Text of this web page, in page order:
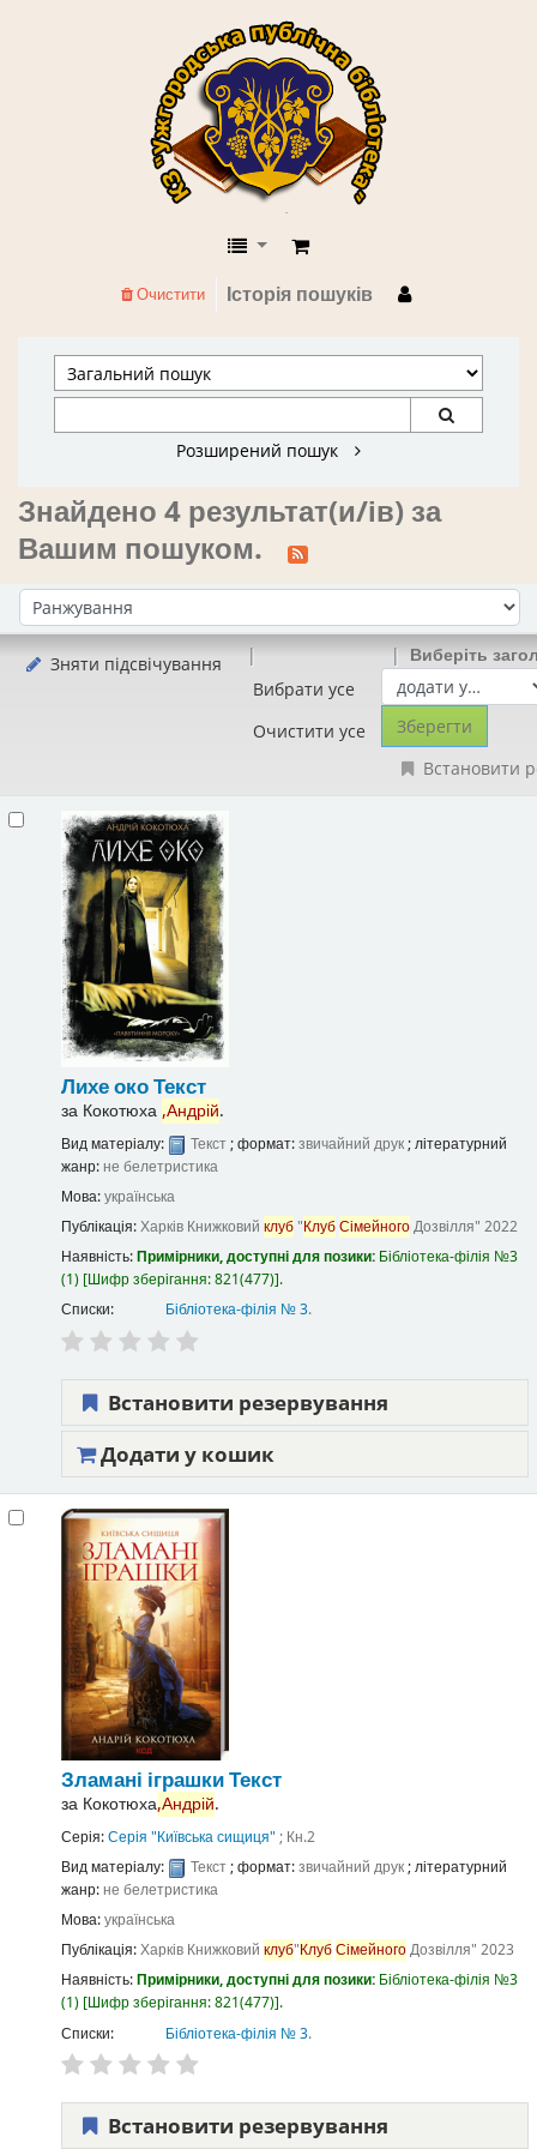
КЗ "Ужгородська публічна
Історія пошуків
Очистити
Розширений пошук
Знайдено 4 результат(и/ів) за
Вашим пошуком.
Сортувати за:
Зняти підсвічування
Вибрати усе
Очистити усе
Виберіть
Встановити
Лихе окоТекст
за Кокотюха,Андрій.
Вид матеріалу: Текст; формат:звичайний друк; літературний
жанр: не белетристика
Мова:українська
Публікація:Харків Книжковий клуб"КлубСімейногоДозвілля" 2022
Наявність:Примірники, доступні для позики: Бібліотека-філія №3
(1) Шифр зберігання:821(477) .
Списки:
Бібліотека-філія № 3.
Встановити резервування
Додати у кошик
Зламані іграшкиТекст
за Кокотюха,Андрій.
Серія:Серія "Київська сищиця" ; Кн.2
Вид матеріалу:
Текст; формат:звичайний друк; літературний
жанр:не белетристика
Мова:українська
Публікація:Харків Книжковий клуб"КлубСімейногоДозвілля" 2023
Наявність:Примірники, доступні для позики: Бібліотека-філія №3
(1) Шифр зберігання:821(477) .
Списки:
Бібліотека-філія № 3.
Встановити резервування